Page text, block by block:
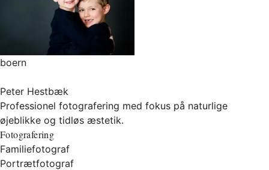
boern
Peter Hestbæk
Professionel fotografering med fokus på naturlige
øjeblikke og tidløs æstetik.
Fotografering
Familiefotograf
Portrætfotograf